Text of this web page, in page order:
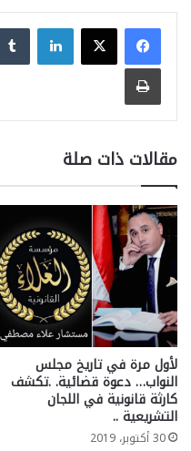
لينكدإن
طباعة
مقالات ذات صلة
لأول مرة في تاريخ مجلس
النواب… دعوة قضائية. .تكشف
كارثة قانونية في اللجان
التشريعية ..
30 أكتوبر، 2019